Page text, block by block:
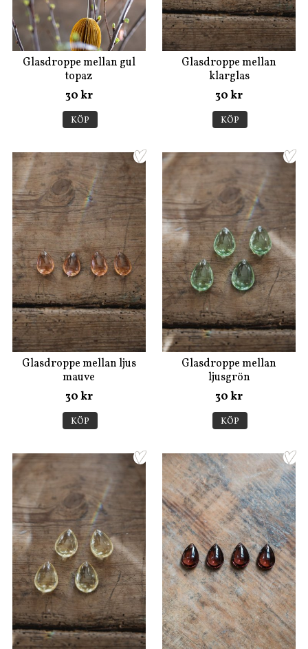
Glasdroppe mellan gul
topaz
30 kr
KÖP
Glasdroppe mellan
klarglas
30 kr
KÖP
Glasdroppe mellan ljus
mauve
30 kr
KÖP
Glasdroppe mellan
ljusgrön
30 kr
KÖP